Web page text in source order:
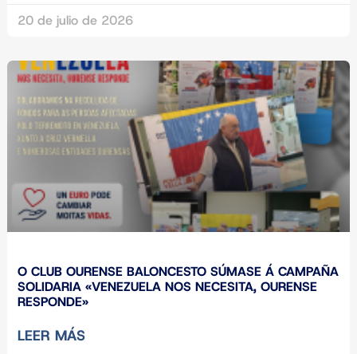
20 de julio de 2026
O CLUB OURENSE BALONCESTO SÚMASE Á CAMPAÑA
SOLIDARIA «VENEZUELA NOS NECESITA, OURENSE
RESPONDE»
LEER MÁS